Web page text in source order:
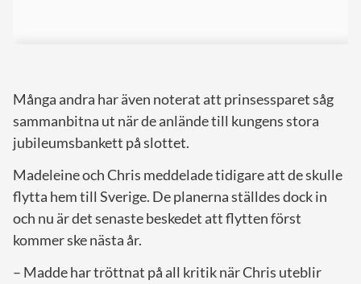
Många andra har även noterat att prinsessparet såg
sammanbitna ut när de anlände till kungens stora
jubileumsbankett på slottet.
Madeleine och Chris meddelade tidigare att de skulle
flytta hem till Sverige. De planerna ställdes dock in
och nu är det senaste beskedet att flytten först
kommer ske nästa år.
– Madde har tröttnat på all kritik när Chris uteblir